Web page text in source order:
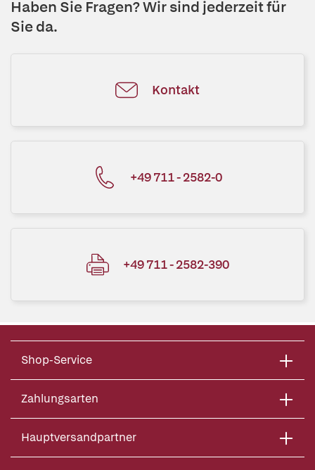
Haben Sie Fragen? Wir sind jederzeit für
Sie da.
Kontakt
+49 711 - 2582-0
+49 711 - 2582-390
Shop-Service
Zahlungsarten
Hauptversandpartner